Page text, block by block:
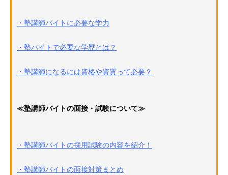
・塾講師バイトに必要な学力
・塾バイトで必要な学歴とは？
・塾講師になるには資格や資質って必要？
≪塾講師バイトの面接・試験について≫
・塾講師バイトの採用試験の内容を紹介！
・塾講師バイトの面接対策まとめ